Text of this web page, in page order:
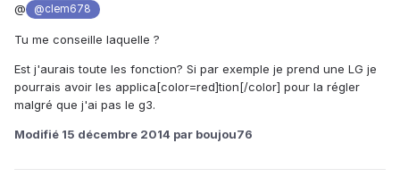
@ @clem678
Tu me conseille laquelle ?
Est j'aurais toute les fonction? Si par exemple je prend une LG je
pourrais avoir les applica[color=red]tion[/color] pour la régler
malgré que j'ai pas le g3.
Modifié 15 décembre 2014 par boujou76